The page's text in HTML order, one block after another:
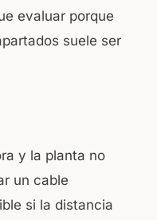
evaluar porque
suele ser
y la planta no
un cable
si la distancia